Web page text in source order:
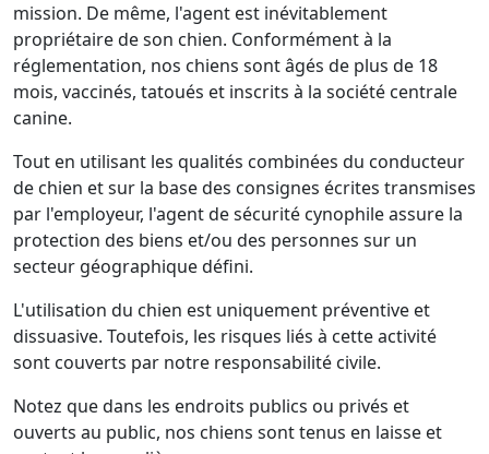
mission. De même, l'agent est inévitablement
propriétaire de son chien. Conformément à la
réglementation, nos chiens sont âgés de plus de 18
mois, vaccinés, tatoués et inscrits à la société centrale
canine.
Tout en utilisant les qualités combinées du conducteur
de chien et sur la base des consignes écrites transmises
par l'employeur, l'agent de sécurité cynophile assure la
protection des biens et/ou des personnes sur un
secteur géographique défini.
L'utilisation du chien est uniquement préventive et
dissuasive. Toutefois, les risques liés à cette activité
sont couverts par notre responsabilité civile.
Notez que dans les endroits publics ou privés et
ouverts au public, nos chiens sont tenus en laisse et